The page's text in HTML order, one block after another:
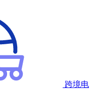
跨境电